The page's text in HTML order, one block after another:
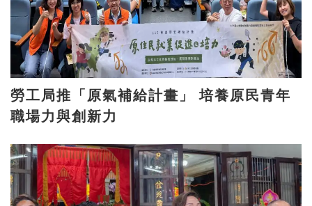
勞工局推「原氣補給計畫」 培養原民青年
職場力與創新力